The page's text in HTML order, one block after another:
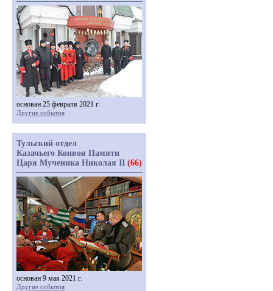
основан 25 февраля 2021 г.
Другие события
Тульский отдел
Казачьего Конвоя Памяти
Царя Мученика Николая II (66)
основан 9 мая 2021 г.
Другие события